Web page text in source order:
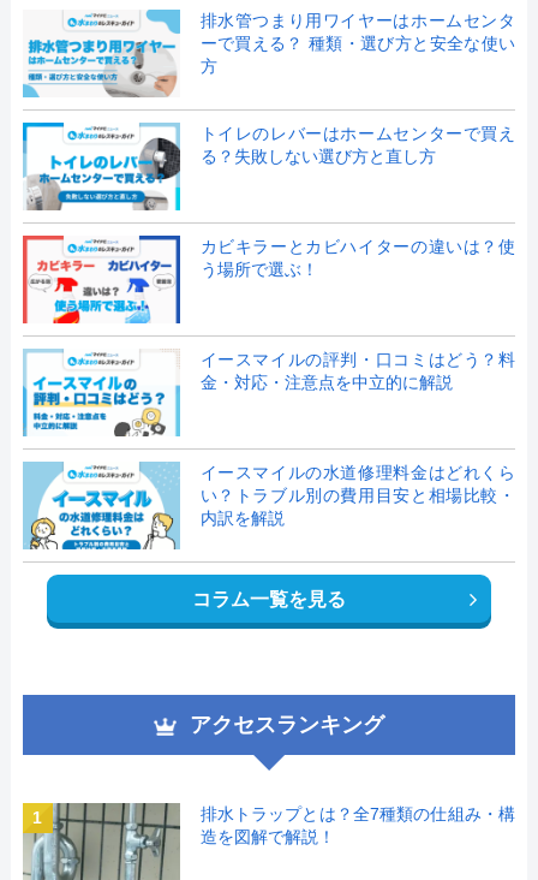
排水管つまり用ワイヤーはホームセンタ
ーで買える？ 種類・選び方と安全な使い
方
トイレのレバーはホームセンターで買え
る？失敗しない選び方と直し方
カビキラーとカビハイターの違いは？使
う場所で選ぶ！
イースマイルの評判・口コミはどう？料
金・対応・注意点を中立的に解説
イースマイルの水道修理料金はどれくら
い？トラブル別の費用目安と相場比較・
内訳を解説
コラム一覧を見る
アクセスランキング
1
排水トラップとは？全7種類の仕組み・構
造を図解で解説！